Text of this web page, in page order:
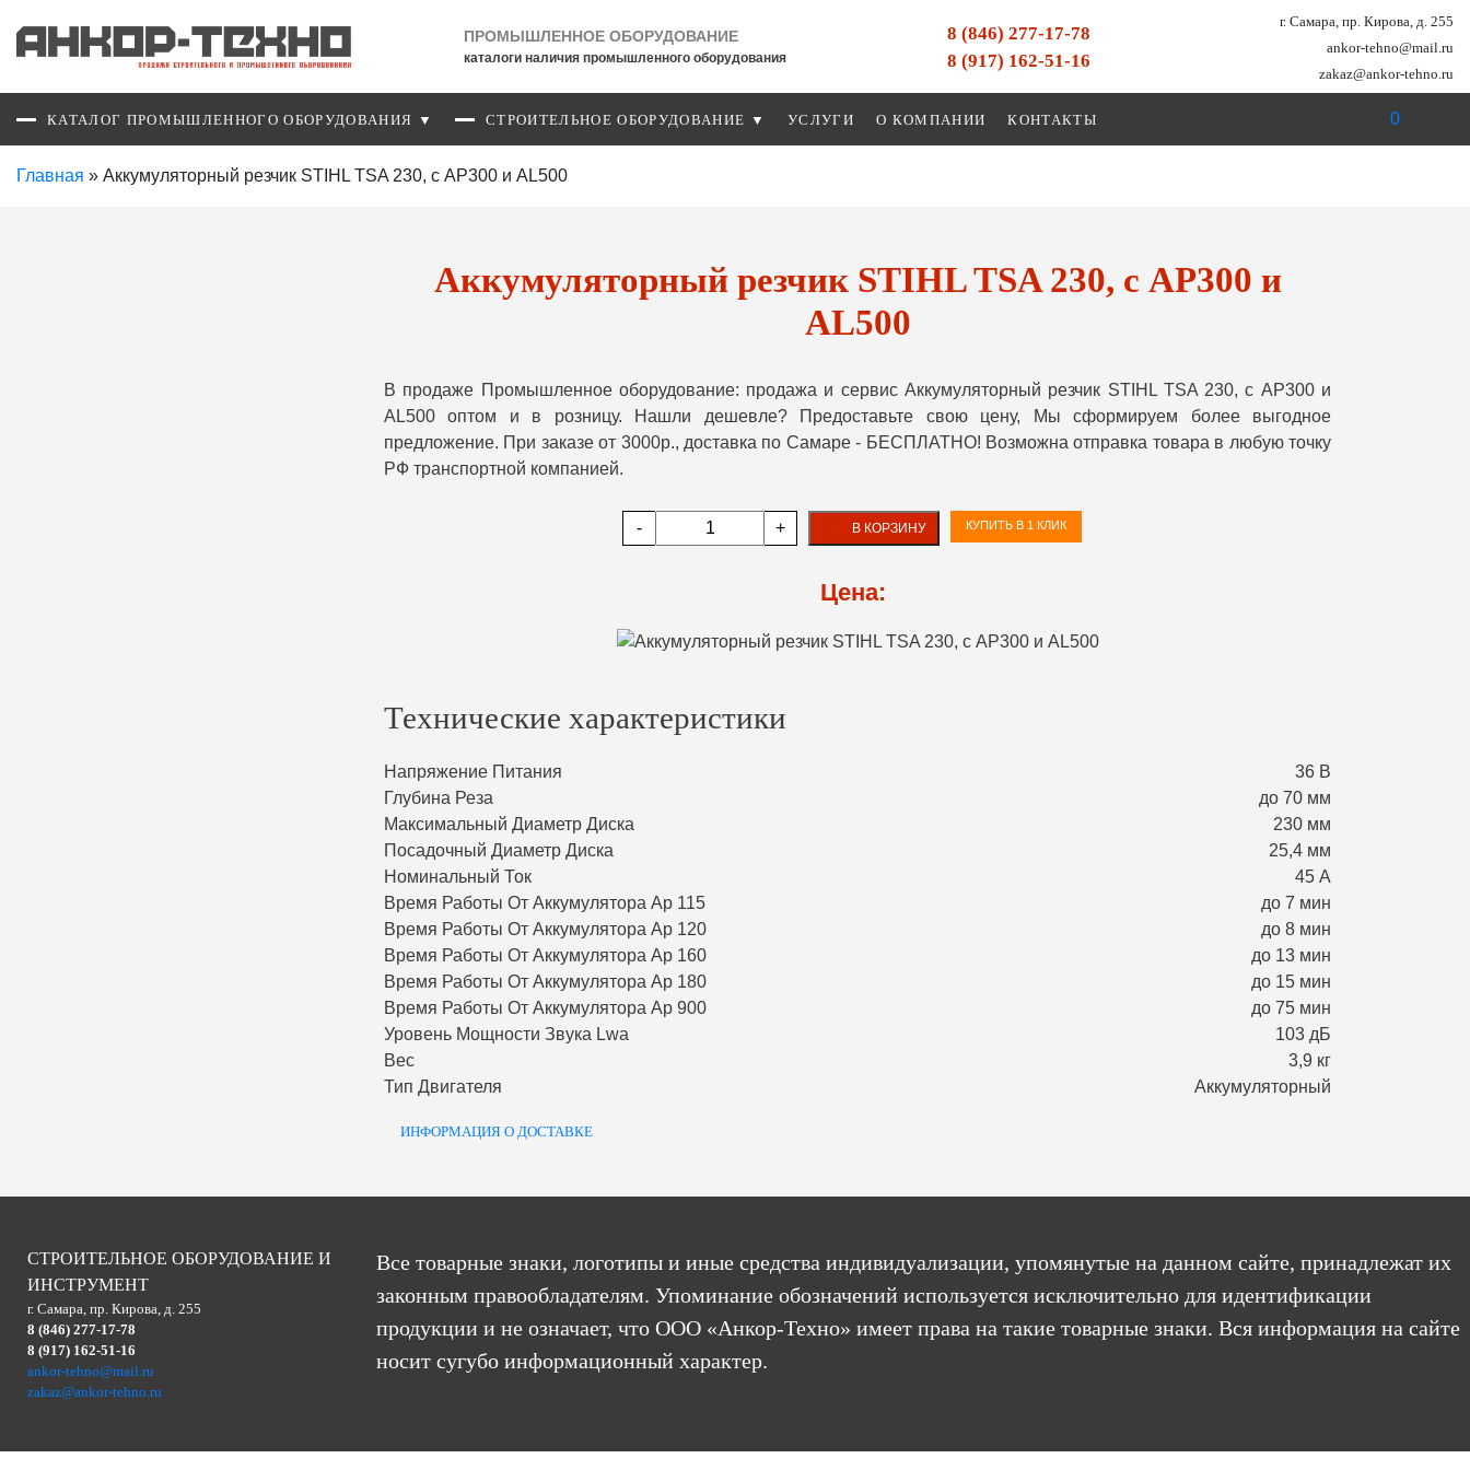
ПРОМЫШЛЕННОЕ ОБОРУДОВАНИЕ
каталоги наличия промышленного оборудования
8 (846) 277-17-78
8 (917) 162-51-16
г. Самара, пр. Кирова, д. 255
ankor-tehno@mail.ru
zakaz@ankor-tehno.ru
КАТАЛОГ ПРОМЫШЛЕННОГО ОБОРУДОВАНИЯ ▼ СТРОИТЕЛЬНОЕ ОБОРУДОВАНИЕ ▼ УСЛУГИ О КОМПАНИИ КОНТАКТЫ 0
Главная » Аккумуляторный резчик STIHL TSA 230, с AP300 и AL500
Аккумуляторный резчик STIHL TSA 230, с AP300 и
AL500
В продаже Промышленное оборудование: продажа и сервис Аккумуляторный резчик STIHL TSA 230, с AP300 и
AL500 оптом и в розницу. Нашли дешевле? Предоставьте свою цену, Мы сформируем более выгодное
предложение. При заказе от 3000р., доставка по Самаре - БЕСПЛАТНО! Возможна отправка товара в любую точку
РФ транспортной компанией.
- + В КОРЗИНУ КУПИТЬ В 1 КЛИК
Цена:
Технические характеристики
Напряжение Питания
36 В
Глубина Реза
до 70 мм
Максимальный Диаметр Диска
230 мм
Посадочный Диаметр Диска
25,4 мм
Номинальный Ток
45 А
Время Работы От Аккумулятора Ap 115
до 7 мин
Время Работы От Аккумулятора Ap 120
до 8 мин
Время Работы От Аккумулятора Ap 160
до 13 мин
Время Работы От Аккумулятора Ap 180
до 15 мин
Время Работы От Аккумулятора Ap 900
до 75 мин
Уровень Мощности Звука Lwa
103 дБ
Вес
3,9 кг
Тип Двигателя
Аккумуляторный
ИНФОРМАЦИЯ О ДОСТАВКЕ
СТРОИТЕЛЬНОЕ ОБОРУДОВАНИЕ И
ИНСТРУМЕНТ
г. Самара, пр. Кирова, д. 255
8 (846) 277-17-78
8 (917) 162-51-16
ankor-tehno@mail.ru
zakaz@ankor-tehno.ru
Все товарные знаки, логотипы и иные средства индивидуализации, упомянутые на данном сайте, принадлежат их
законным правообладателям. Упоминание обозначений используется исключительно для идентификации
продукции и не означает, что ООО «Анкор-Техно» имеет права на такие товарные знаки. Вся информация на сайте
носит сугубо информационный характер.